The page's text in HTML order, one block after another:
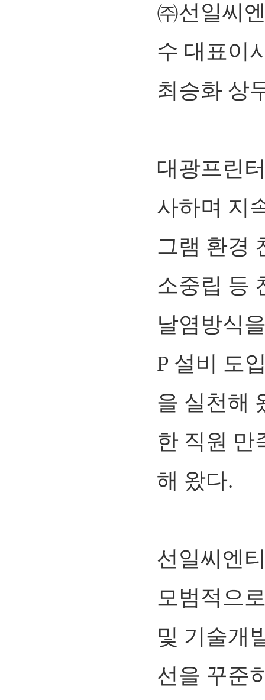
㈜선일씨
수 대표이
최승화 상
대광프린
사하며 지
그램 환경
소중립 등
날염방식
P 설비 도
을 실천해
한 직원 만
해 왔다.
선일씨엔
모범적으
및 기술개
선을 꾸준